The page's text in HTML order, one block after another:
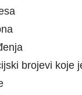
brojevi koje